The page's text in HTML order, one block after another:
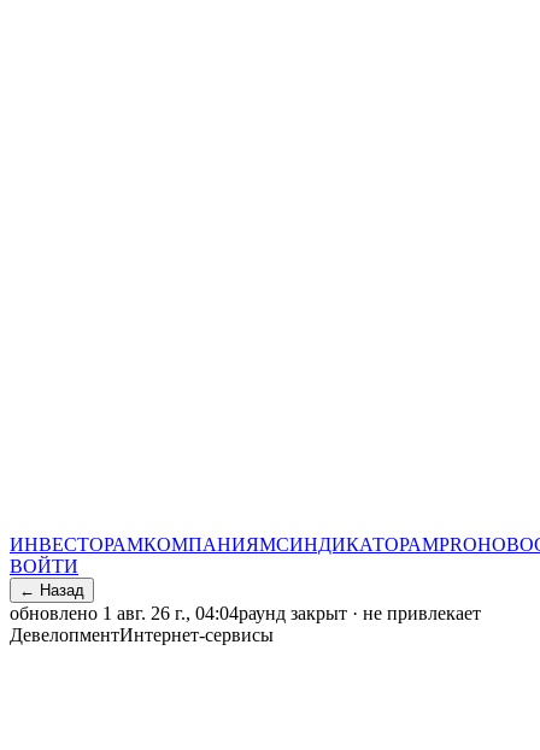
ИНВЕСТОРАМКОМПАНИЯМСИНДИКАТОРАМPRO
ВОЙТИ
← Назад
обновлено 1 авг. 26 г., 04:04раунд закрыт · не привлекает
ДевелопментИнтернет-сервисы